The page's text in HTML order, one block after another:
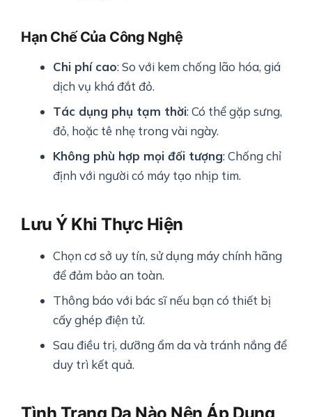
Hạn Chế Của Công Nghệ
Chi phí cao: So với kem chống lão hóa, giá
dịch vụ khá đắt đỏ.
Tác dụng phụ tạm thời: Có thể gặp sưng,
đỏ, hoặc tê nhẹ trong vài ngày.
Không phù hợp mọi đối tượng: Chống chỉ
định với người có máy tạo nhịp tim.
Lưu Ý Khi Thực Hiện
Chọn cơ sở uy tín, sử dụng máy chính hãng
để đảm bảo an toàn.
Thông báo với bác sĩ nếu bạn có thiết bị
cấy ghép điện tử.
Sau điều trị, dưỡng ẩm da và tránh nắng để
duy trì kết quả.
Tình Trạng Da Nào Nên Áp Dụng